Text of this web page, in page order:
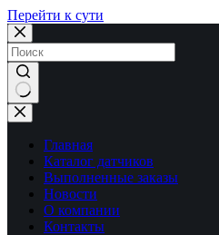
Перейти к сути
Ничего
не
найденоГлавная
Каталог датчиков
Выполненные заказы
Новости
О компании
Контакты